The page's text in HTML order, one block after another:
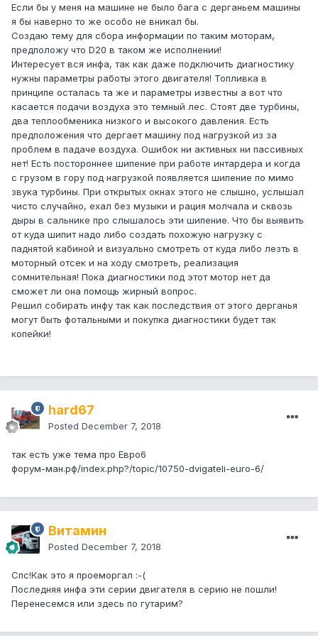
Если бы у меня на машине не было бага с дерганьем машины
я бы наверно то же особо не вникал бы.
Создаю тему для сбора информации по таким моторам,
предположу что D20 в таком же исполнении!
Интересует вся инфа, так как даже подключить диагностику
нужны параметры работы этого двигателя! Топливка в
принципе осталась та же и параметры известны а вот что
касается подачи воздуха это темный лес. Стоят две турбины,
два теплообменика низкого и высокого давления. Есть
предположения что дергает машину под нагрузкой из за
проблем в падаче воздуха. Ошибок ни активных ни пассивных
нет! Есть постороннее шипение при работе интардера и когда
с грузом в гору под нагрузкой появляется шипение по мимо
звука турбины. При открытых окнах этого не слышно, услышал
чисто случайно, ехал без музыки и рация молчала и сквозь
дыры в сальнике про слышалось эти шипение. Что бы выявить
от куда шипит надо либо создать похожую нагрузку с
паднятой кабиной и визуально смотреть от куда либо лезть в
моторный отсек и на ходу смотреть, реализация
сомнительная! Пока диагностики под этот мотор нет да
сможет ли она помощь жирный вопрос.
Решил собирать инфу так как последствия от этого дерганья
могут быть фотальными и покупка диагностики будет так
копейки!
hard67
Posted December 7, 2018
так есть уже тема про Евро6
форум-ман.рф/index.php?/topic/10750-dvigateli-euro-6/
Витамин
Posted December 7, 2018
Спс!Как это я проеморгал :-(
Последняя инфа эти серии двигателя в серию не пошли!
Перенесемся или здесь по гутарим?